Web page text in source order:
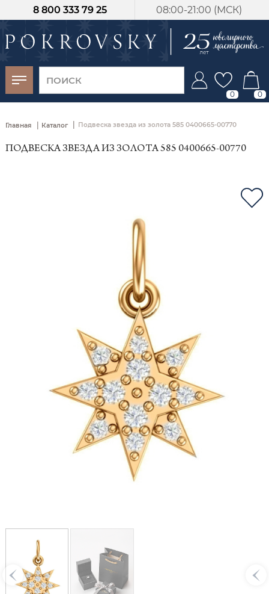
08:00-21:00 (МСК)
8 800 333 79 25
0 0
Главная | Каталог Подвеска звезда из золота 585 0400665-00770
ПОДВЕСКА ЗВЕЗДА ИЗ ЗОЛОТА 585 0400665-00770
-30%
от 15 дней с
момента оплаты